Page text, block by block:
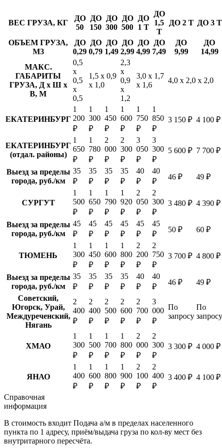
ВЕС ГРУЗА, КГ
ДО
50
ДО
150
ДО
300
ДО
500
ДО
1 Т
ДО
1,5
Т
ДО 2 Т ДО 3 Т
ОБЪЕМ ГРУЗА,
М3
ДО
0,29
ДО
0,79
ДО
1,49
ДО
2,99
ДО
4,99
ДО
7,49
ДО
9,99
ДО
14,99
МАКС.
ГАБАРИТЫ
ГРУЗА, Д х Ш х
В, М
0,5
х
0,5
х
0,5
1,5 х 0,9
х 1,0
2,3
х
0,9
х
1,2
3,0 х 1,7
х 1,6
4,0 х 2,0 х 2,0
ЕКАТЕРИНБУРГ
1
200
₽
1
300
₽
1
450
₽
1
600
₽
1
750
₽
1
850
₽
3 150 ₽ 4 100 ₽
ЕКАТЕРИНБУРГ
(отдал. районы)
1
650
₽
1
780
₽
2
000
₽
2
300
₽
3
050
₽
3
300
₽
5 600 ₽ 7 700 ₽
Выезд за пределы
города, руб./км
35
₽
35
₽
35
₽
35
₽
40
₽
40
₽
46 ₽ 49 ₽
СУРГУТ
1
500
₽
1
650
₽
1
790
₽
1
920
₽
2
050
₽
2
300
₽
3 480 ₽ 4 390 ₽
Выезд за пределы
города, руб./км
45
₽
45
₽
45
₽
45
₽
45
₽
45
₽
50 ₽ 60 ₽
ТЮМЕНЬ
1
300
₽
1
450
₽
1
600
₽
1
800
₽
2
200
₽
2
750
₽
3 700 ₽ 4 800 ₽
Выезд за пределы
города, руб./км
35
₽
35
₽
35
₽
35
₽
40
₽
40
₽
46 ₽
49 ₽
Советский,
Югорск, Урай,
Междуреченский,
Нягань
2
400
₽
2
400
₽
2
500
₽
2
600
₽
2
700
₽
3
000
₽
По
запросу
По
запросу
ХМАО
1
300
₽
1
500
₽
1
700
₽
1
800
₽
2
000
₽
2
300
₽
3 300 ₽ 4 000 ₽
ЯНАО
1
400
₽
1
600
₽
1
800
₽
1
900
₽
2
100
₽
2
400
₽
3 400 ₽ 4 100 ₽
Справочная
информация
В стоимость входит Подача а/м в пределах населенного
пункта по 1 адресу, приём/выдача груза по кол-ву мест без
внутритарного пересчёта.